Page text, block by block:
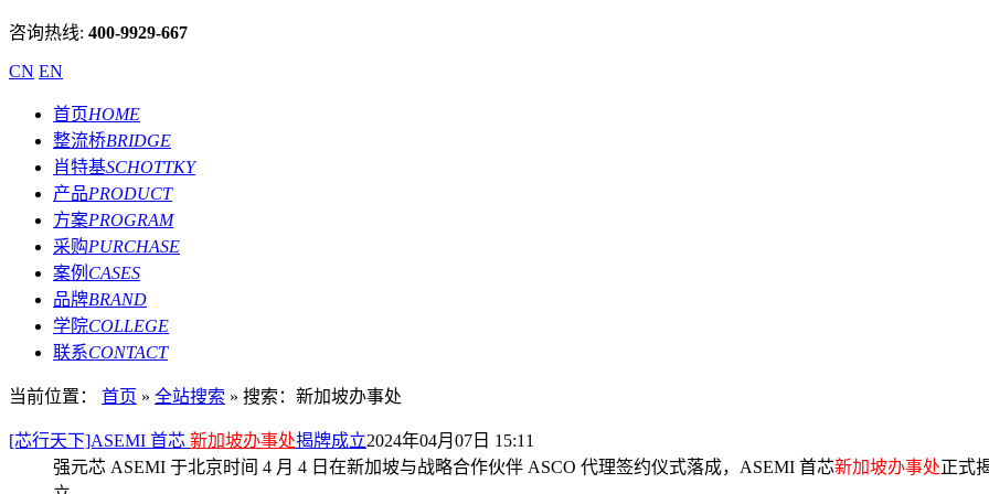
咨询热线: 400-9929-667
CN EN
首页HOME
整流桥BRIDGE
肖特基SCHOTTKY
产品PRODUCT
方案PROGRAM
采购PURCHASE
案例 CASES
品牌BRAND
学院COLLEGE
联系CONTACT
当前位置： 首页 » 全站搜索 » 搜索：新加坡办事处
[芯行天下]ASEMI 首芯 新加坡办事处揭牌成立2024年04月07日 15:11
强元芯 ASEMI 于北京时间 4 月 4 日在新加坡与战略合作伙伴 ASCO 代理签约仪式落成，ASEMI 首芯新加坡办事处正式